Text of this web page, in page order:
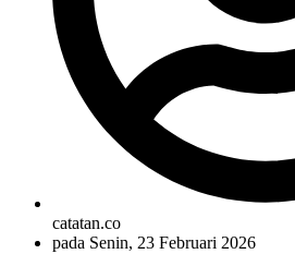
catatan.co
pada Senin, 23 Februari 2026